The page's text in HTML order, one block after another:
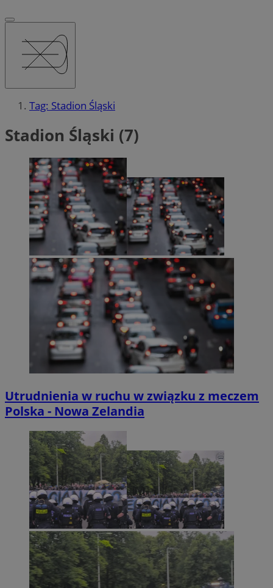
Tag: Stadion Śląski
Stadion Śląski (7)
Utrudnienia w ruchu w związku z meczem
Polska - Nowa Zelandia